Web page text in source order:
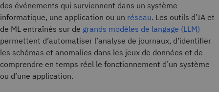
des événements qui surviennent dans un système
informatique, une application ou un réseau. Les outils d’IA et
de ML entraînés sur de grands modèles de langage (LLM)
permettent d’automatiser l’analyse de journaux, d’identifier
les schémas et anomalies dans les jeux de données et de
comprendre en temps réel le fonctionnement d’un système
ou d’une application.